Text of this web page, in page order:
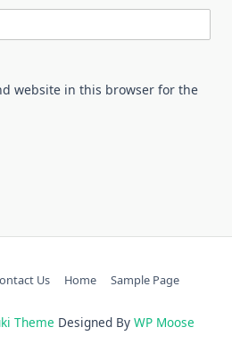
website in this browser for the
Us Home Sample Page
Theme Designed By WP Moose